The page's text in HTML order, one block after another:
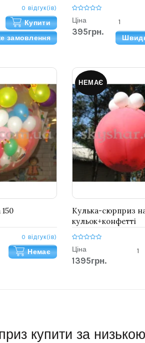
0 відгук(ів)
Купити
замовлення
Ціна
395грн.
0 відгук(ів)
Немає
НЕМАЄ
Кулька-сюрприз
кульок+конфетті
Ціна
1395грн.
купити за